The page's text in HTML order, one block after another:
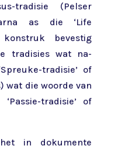
tradisie (Pelser
as die ‘Life
bevestig
tradisies wat na-
tradisie’ of
wat die woorde van
tradisie’ of
in dokumente